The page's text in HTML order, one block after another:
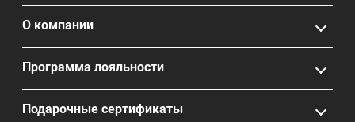
О компании
Программа лояльности
Подарочные сертификаты